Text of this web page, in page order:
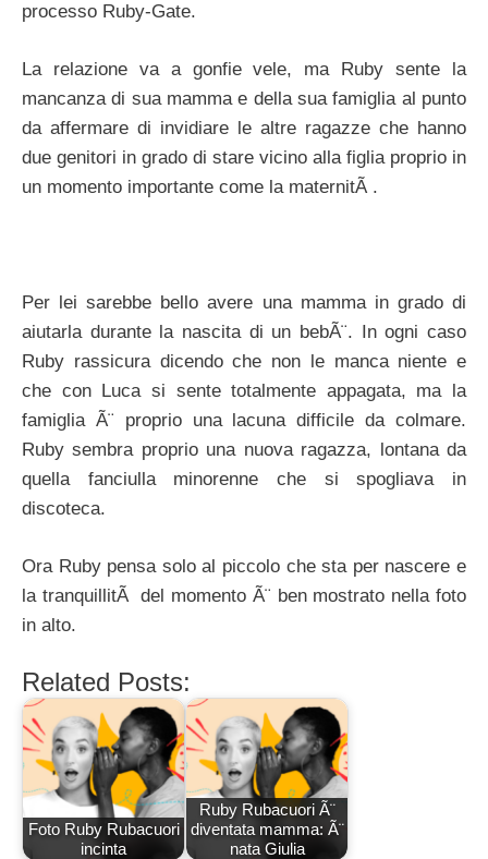
processo Ruby-Gate.
La relazione va a gonfie vele, ma Ruby sente la
mancanza di sua mamma e della sua famiglia al punto
da affermare di invidiare le altre ragazze che hanno
due genitori in grado di stare vicino alla figlia proprio in
un momento importante come la maternitÃ .
Per lei sarebbe bello avere una mamma in grado di
aiutarla durante la nascita di un bebÃ¨. In ogni caso
Ruby rassicura dicendo che non le manca niente e
che con Luca si sente totalmente appagata, ma la
famiglia Ã¨ proprio una lacuna difficile da colmare.
Ruby sembra proprio una nuova ragazza, lontana da
quella fanciulla minorenne che si spogliava in
discoteca.
Ora Ruby pensa solo al piccolo che sta per nascere e
la tranquillitÃ del momento Ã¨ ben mostrato nella foto
in alto.
Related Posts:
Foto Ruby Rubacuori
incinta
Ruby Rubacuori Ã¨
diventata mamma: Ã¨
nata Giulia